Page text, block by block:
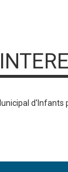
d'Infants